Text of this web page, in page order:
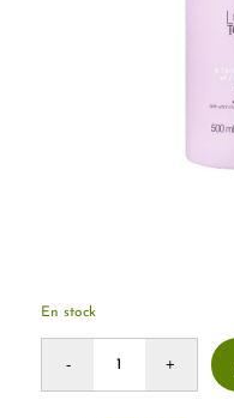
En stock